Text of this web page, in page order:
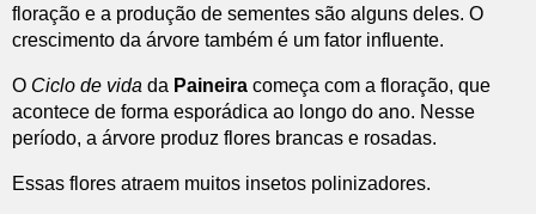
floração e a produção de sementes são alguns deles. O
crescimento da árvore também é um fator influente.
O Ciclo de vida da Paineira começa com a floração, que
acontece de forma esporádica ao longo do ano. Nesse
período, a árvore produz flores brancas e rosadas.
Essas flores atraem muitos insetos polinizadores.